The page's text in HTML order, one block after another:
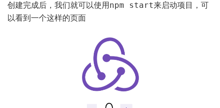
创建完成后，我们就可以使用 npm start来启动项目，可
以看到一个这样的页面